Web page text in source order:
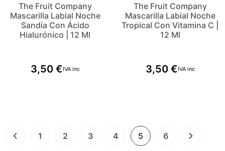
The Fruit Company
Mascarilla Labial Noche
Sandía Con Ácido
Hialurónico | 12 Ml
3,50 €IVA inc
The Fruit Company
Mascarilla Labial Noche
Tropical Con Vitamina C |
12 Ml
3,50 €IVA inc
1 2 3 4 5 6